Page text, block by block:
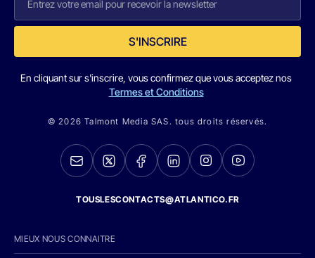
S'INSCRIRE
En cliquant sur s'inscrire, vous confirmez que vous acceptez nos
Termes et Conditions
© 2026 Talmont Media SAS. tous droits réservés.
TOUSLESCONTACTS@ATLANTICO.FR
MIEUX NOUS CONNAITRE